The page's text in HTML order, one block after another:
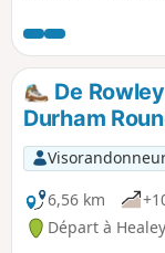
Rookhope et
Pennines
De
Durham
6,56 km
Départ à